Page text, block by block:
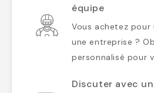
équipe
Vous achetez pour
une entreprise ?
personnalisé pour
Discuter avec